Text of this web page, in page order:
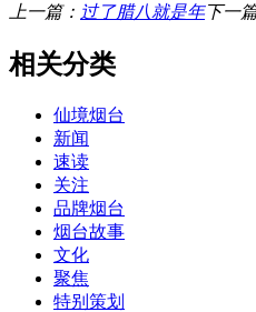
上一篇： 过了腊八就是年下一
相关分类
仙境烟台
新闻
速读
关注
品牌烟台
烟台故事
文化
聚焦
特别策划